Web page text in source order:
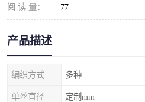
阅 读 量： 77
产品描述
编织方式 多种
单丝直径 定制mm